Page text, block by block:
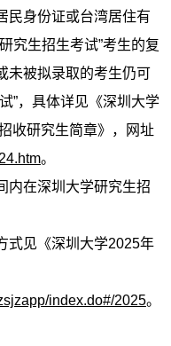
民身份证或台湾居住有
究生招生考试”考生的复
未被拟录取的考生仍可
”，具体详见《深圳大学
收研究生简章》，网址
。
内在深圳大学研究生招
式见《深圳大学2025年
index.do#/2025。